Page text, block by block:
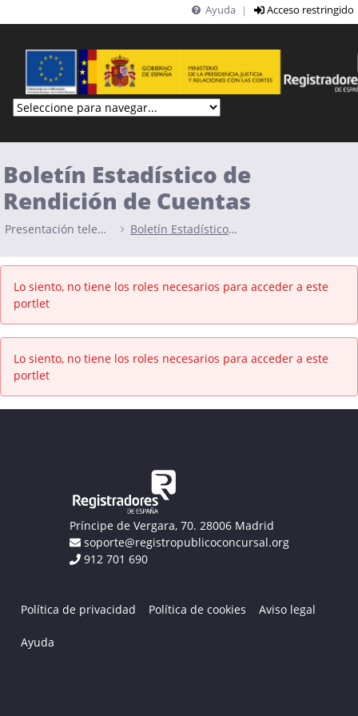
Ayuda | Acceso restringido
Boletín Estadístico de
Rendición de Cuentas
Presentación telemática Boletín Estadístico de Rendición de Cuentas
Lo siento, no tiene los roles necesarios para acceder a este
portlet
Lo siento, no tiene los roles necesarios para acceder a este
portlet
Príncipe de Vergara, 70. 28006 Madrid
soporte@registropublicoconcursal.org
912 701 690
Política de privacidad Política de cookies Aviso legal
Ayuda